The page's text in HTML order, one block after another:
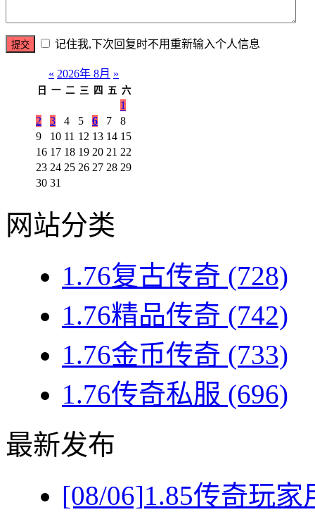
记住我,下次回复时不用重新输入个人信息
« 2026年 8月 »
日 一 二 三 四 五 六
1
2
3 4 5 6 7
8
9
10 11 12 13 14 15
16 17 18 19 20 21 22
23 24 25 26 27 28 29
30 31
网站分类
1.76复古传奇 (728)
1.76精品传奇 (742)
1.76金币传奇 (733)
1.76传奇私服 (696)
最新发布
[08/06]1.85传奇玩